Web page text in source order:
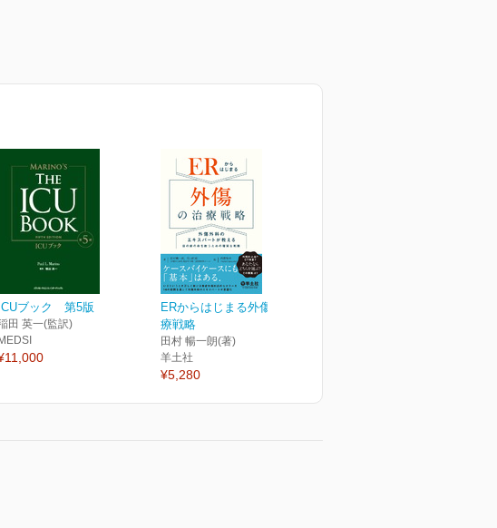
ICUブック 第5版
田 英一(監訳)
MEDSI
ERからはじまる外傷の治
療戦略
田村 暢一朗(著)
羊土社
¥5,280